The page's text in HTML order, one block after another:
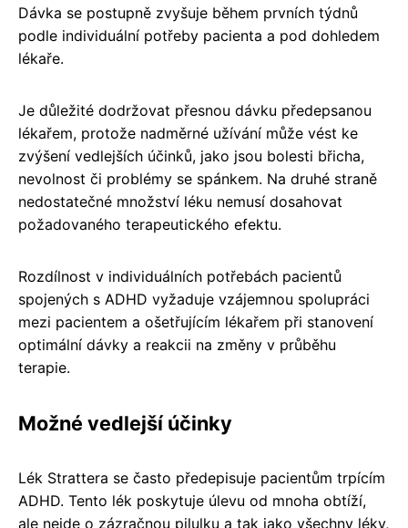
Dávka se postupně zvyšuje během prvních týdnů
podle individuální potřeby pacienta a pod dohledem
lékaře.
Je důležité dodržovat přesnou dávku předepsanou
lékařem, protože nadměrné užívání může vést ke
zvýšení vedlejších účinků, jako jsou bolesti břicha,
nevolnost či problémy se spánkem. Na druhé straně
nedostatečné množství léku nemusí dosahovat
požadovaného terapeutického efektu.
Rozdílnost v individuálních potřebách pacientů
spojených s ADHD vyžaduje vzájemnou spolupráci
mezi pacientem a ošetřujícím lékařem při stanovení
optimální dávky a reakcii na změny v průběhu
terapie.
Možné vedlejší účinky
Lék Strattera se často předepisuje pacientům trpícím
ADHD. Tento lék poskytuje úlevu od mnoha obtíží,
ale nejde o zázračnou pilulku a tak jako všechny léky,